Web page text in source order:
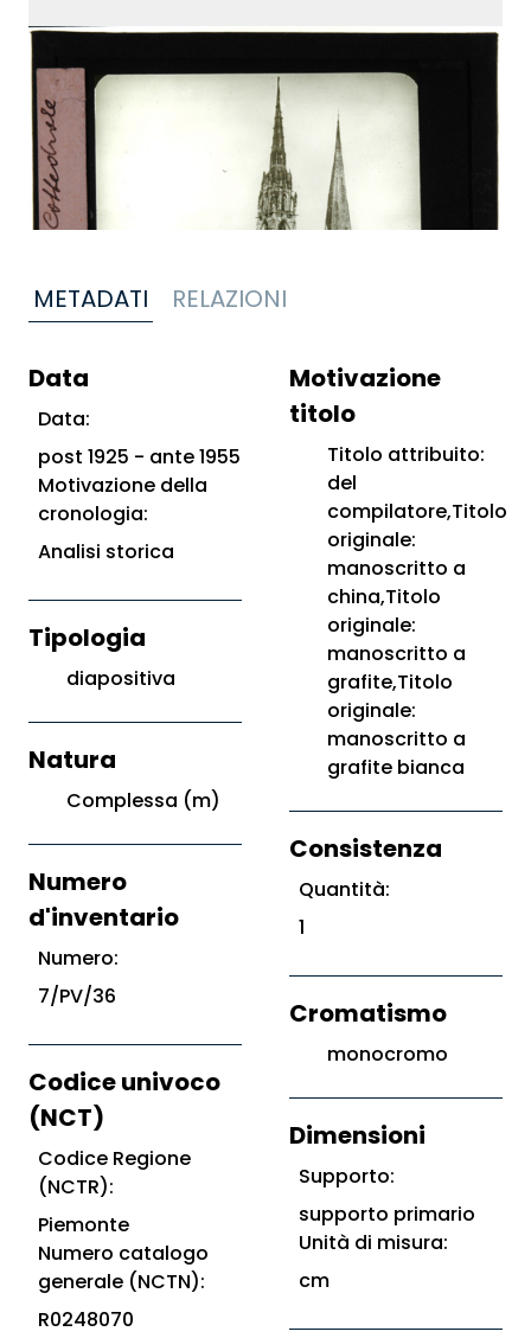
METADATI RELAZIONI
Data
Data:
post 1925 - ante 1955
Motivazione della
cronologia:
Analisi storica
Tipologia
diapositiva
Natura
Complessa (m)
Numero
d'inventario
Numero:
7/PV/36
Codice univoco
(NCT)
Codice Regione
(NCTR):
Piemonte
Numero catalogo
generale (NCTN):
R0248070
Motivazione
titolo
Titolo attribuito:
del
compilatore,Titolo
originale:
manoscritto a
china,Titolo
originale:
manoscritto a
grafite,Titolo
originale:
manoscritto a
grafite bianca
Consistenza
Quantità:
1
Cromatismo
monocromo
Dimensioni
Supporto:
supporto primario
Unità di misura:
cm